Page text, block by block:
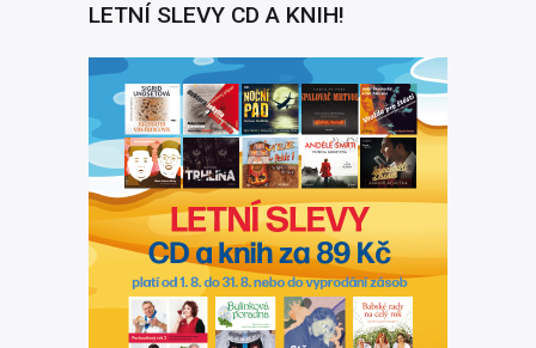
LETNÍ SLEVY CD A KNIH!